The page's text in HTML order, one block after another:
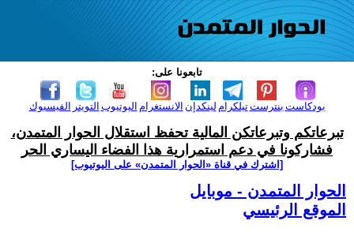
تابعونا على:
الفيسبوك التويتر اليوتيوب الانستغرام لينكدإن تيلكرامبنترست بودكاست
تبرعاتكم وتبرعاتكن المالية تحفظ استقلال الحوار المتمدن،
فشاركونا في دعم استمرارية هذا الفضاء اليساري الحر
[اشترك في قناة ‫«الحوار المتمدن» على اليوتيوب]
الحوار المتمدن - موبايل
الموقع الرئيسي